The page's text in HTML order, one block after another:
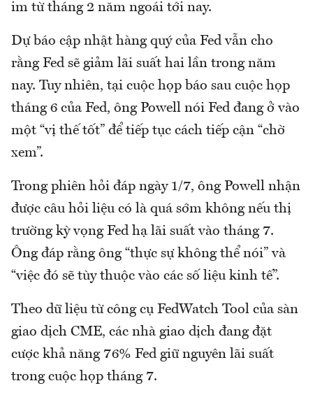
im từ tháng 2 năm ngoái tới nay.
Dự báo cập nhật hàng quý của Fed vẫn cho
rằng Fed sẽ giảm lãi suất hai lần trong năm
nay. Tuy nhiên, tại cuộc họp báo sau cuộc họp
tháng 6 của Fed, ông Powell nói Fed đang ở vào
một “vị thế tốt” để tiếp tục cách tiếp cận “chờ
xem”.
Trong phiên hỏi đáp ngày 1/7, ông Powell nhận
được câu hỏi liệu có là quá sớm không nếu thị
trường kỳ vọng Fed hạ lãi suất vào tháng 7.
Ông đáp rằng ông “thực sự không thể nói” và
“việc đó sẽ tùy thuộc vào các số liệu kinh tế”.
Theo dữ liệu từ công cụ FedWatch Tool của sàn
giao dịch CME, các nhà giao dịch đang đặt
cược khả năng 76% Fed giữ nguyên lãi suất
trong cuộc họp tháng 7.